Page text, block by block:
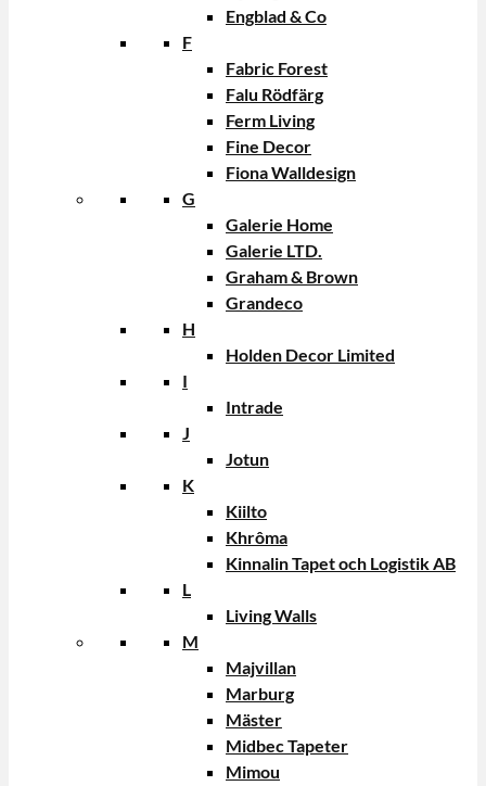
Engblad & Co
F
Fabric Forest
Falu Rödfärg
Ferm Living
Fine Decor
Fiona Walldesign
G
Galerie Home
Galerie LTD.
Graham & Brown
Grandeco
H
Holden Decor Limited
I
Intrade
J
Jotun
K
Kiilto
Khrôma
Kinnalin Tapet och Logistik AB
L
Living Walls
M
Majvillan
Marburg
Mäster
Midbec Tapeter
Mimou